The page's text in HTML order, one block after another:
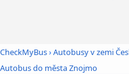
CheckMyBus›Autobusy v zemi
Autobus do města Znojmo